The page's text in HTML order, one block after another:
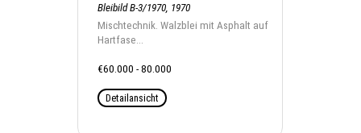
Bleibild B-3/1970, 1970
Mischtechnik. Walzblei mit Asphalt auf
Hartfase...
€60.000 - 80.000
Detailansicht